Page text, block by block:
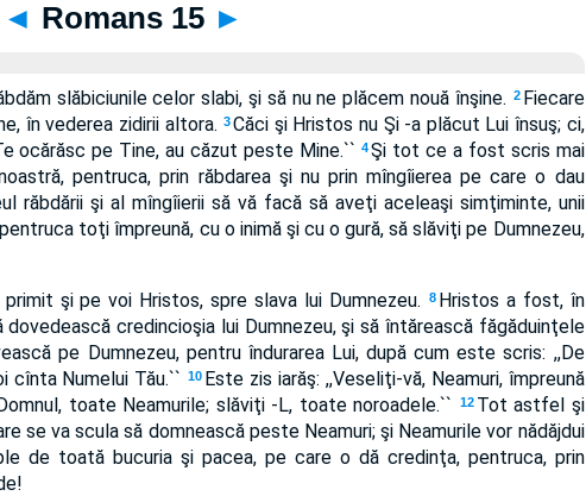
◄ Romans 15 ►
slăbiciunile celor slabi, şi să nu ne plăcem nouă înşine. 2 Fiecare
în vederea zidirii altora. 3Căci şi Hristos nu Şi -a plăcut Lui însuş; ci,
ocărăsc pe Tine, au căzut peste Mine.`` 4Şi tot ce a fost scris mai
pentruca, prin răbdarea şi nu prin mîngîierea pe care o dau
răbdării şi al mîngîierii să vă facă să aveţi aceleaşi simţiminte, unii
pentruca toţi împreună, cu o inimă şi cu o gură, să slăviţi pe Dumnezeu,
şi pe voi Hristos, spre slava lui Dumnezeu. 8 Hristos a fost, în
dovedească credincioşia lui Dumnezeu, şi să întărească făgăduinţele
pe Dumnezeu, pentru îndurarea Lui, după cum este scris: ,,De
cînta Numelui Tău.`` 10 Este zis iarăş: ,,Veseliţi-vă, Neamuri, împreună
toate Neamurile; slăviţi -L, toate noroadele.`` 12 Tot astfel şi
se va scula să domnească peste Neamuri; şi Neamurile vor nădăjdui
de toată bucuria şi pacea, pe care o dă credinţa, pentruca, prin